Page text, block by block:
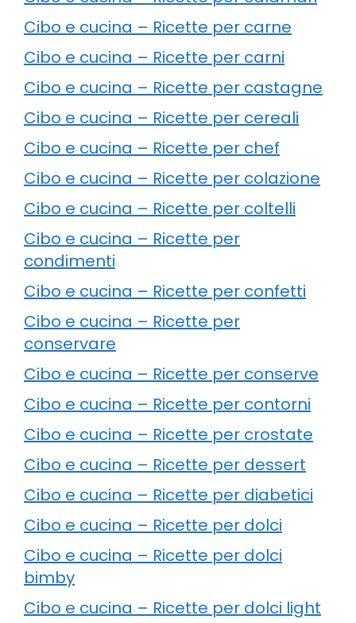
Cibo e cucina – Ricette per carne
Cibo e cucina – Ricette per carni
Cibo e cucina – Ricette per castagne
Cibo e cucina – Ricette per cereali
Cibo e cucina – Ricette per chef
Cibo e cucina – Ricette per colazione
Cibo e cucina – Ricette per coltelli
Cibo e cucina – Ricette per
condimenti
Cibo e cucina – Ricette per confetti
Cibo e cucina – Ricette per
conservare
Cibo e cucina – Ricette per conserve
Cibo e cucina – Ricette per contorni
Cibo e cucina – Ricette per crostate
Cibo e cucina – Ricette per dessert
Cibo e cucina – Ricette per diabetici
Cibo e cucina – Ricette per dolci
Cibo e cucina – Ricette per dolci
bimby
Cibo e cucina – Ricette per dolci light